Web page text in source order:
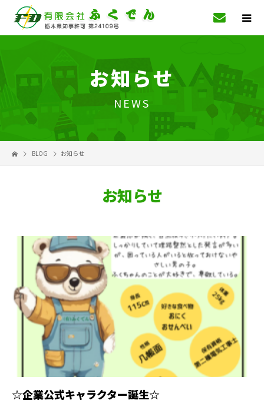
お知らせ
NEWS
BLOG お知らせ
お知らせ
☆企業公式キャラクター誕生☆